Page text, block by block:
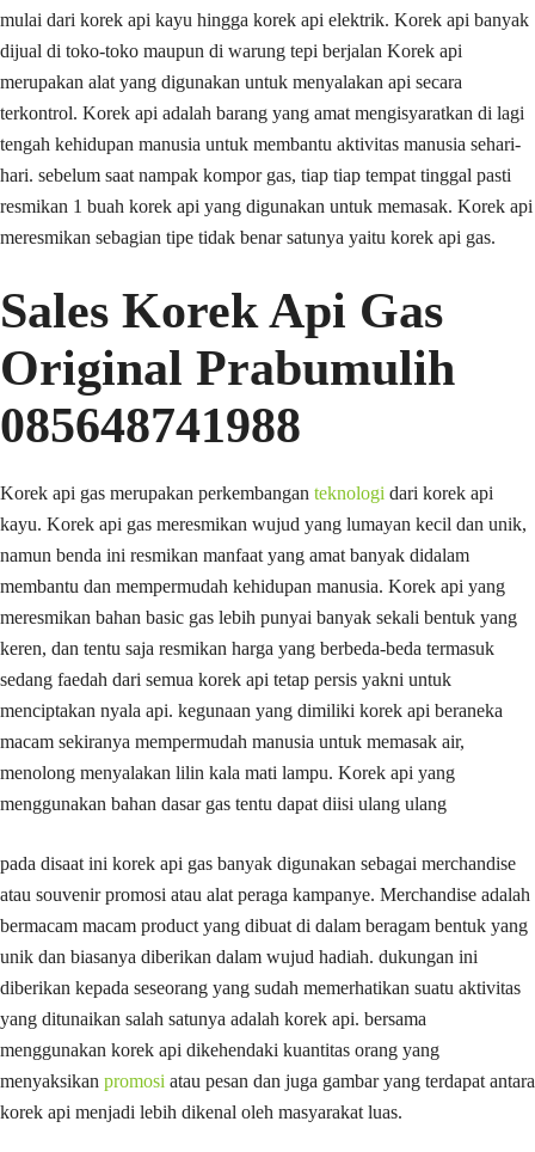
mulai dari korek api kayu hingga korek api elektrik. Korek api banyak
dijual di toko-toko maupun di warung tepi berjalan Korek api
merupakan alat yang digunakan untuk menyalakan api secara
terkontrol. Korek api adalah barang yang amat mengisyaratkan di lagi
tengah kehidupan manusia untuk membantu aktivitas manusia sehari-
hari. sebelum saat nampak kompor gas, tiap tiap tempat tinggal pasti
resmikan 1 buah korek api yang digunakan untuk memasak. Korek api
meresmikan sebagian tipe tidak benar satunya yaitu korek api gas.
Sales Korek Api Gas
Original Prabumulih
085648741988
Korek api gas merupakan perkembangan teknologi dari korek api
kayu. Korek api gas meresmikan wujud yang lumayan kecil dan unik,
namun benda ini resmikan manfaat yang amat banyak didalam
membantu dan mempermudah kehidupan manusia. Korek api yang
meresmikan bahan basic gas lebih punyai banyak sekali bentuk yang
keren, dan tentu saja resmikan harga yang berbeda-beda termasuk
sedang faedah dari semua korek api tetap persis yakni untuk
menciptakan nyala api. kegunaan yang dimiliki korek api beraneka
macam sekiranya mempermudah manusia untuk memasak air,
menolong menyalakan lilin kala mati lampu. Korek api yang
menggunakan bahan dasar gas tentu dapat diisi ulang ulang
pada disaat ini korek api gas banyak digunakan sebagai merchandise
atau souvenir promosi atau alat peraga kampanye. Merchandise adalah
bermacam macam product yang dibuat di dalam beragam bentuk yang
unik dan biasanya diberikan dalam wujud hadiah. dukungan ini
diberikan kepada seseorang yang sudah memerhatikan suatu aktivitas
yang ditunaikan salah satunya adalah korek api. bersama
menggunakan korek api dikehendaki kuantitas orang yang
menyaksikan promosi atau pesan dan juga gambar yang terdapat antara
korek api menjadi lebih dikenal oleh masyarakat luas.